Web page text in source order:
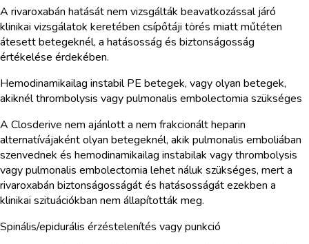
A rivaroxabán hatását nem vizsgálták beavatkozással járó
klinikai vizsgálatok keretében csípőtáji törés miatt műtéten
átesett betegeknél, a hatásosság és biztonságosság
értékelése érdekében.
Hemodinamikailag instabil PE betegek, vagy olyan betegek,
akiknél thrombolysis vagy pulmonalis embolectomia szükséges
A Closderive nem ajánlott a nem frakcionált heparin
alternatívájaként olyan betegeknél, akik pulmonalis emboliában
szenvednek és hemodinamikailag instabilak vagy thrombolysis
vagy pulmonalis embolectomia lehet náluk szükséges, mert a
rivaroxabán biztonságosságát és hatásosságát ezekben a
klinikai szituációkban nem állapították meg.
Spinális/epidurális érzéstelenítés vagy punkció